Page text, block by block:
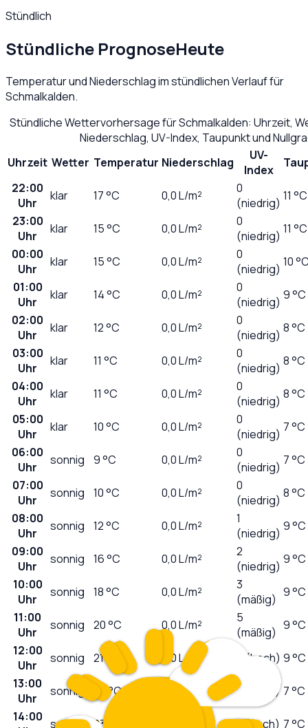
Stündlich
Stündliche PrognoseHeute
Temperatur und Niederschlag im stündlichen Verlauf für
Schmalkalden.
Stündliche Wettervorhersage fürSchmalkalden: Uhrzeit,
Niederschlag, UV-Index, Taupunkt und
Uhrzeit Wetter Temperatur Niederschlag
UV-
Index
22:00
Uhr
klar 17°C 0,0L/m²
0
(niedrig) 11 °C
23:00
Uhr
klar 15°C 0,0L/m²
0
(niedrig) 11 °C
00:00
Uhr
klar 15°C 0,0L/m²
0
(niedrig) 10
01:00
Uhr
klar 14°C 0,0L/m²
0
(niedrig) 9 °C
02:00
Uhr
klar 12°C 0,0L/m²
0
(niedrig) 8 °C
03:00
Uhr
klar 11 °C 0,0L/m²
0
(niedrig) 8 °C
04:00
Uhr
klar 11 °C 0,0L/m²
0
(niedrig) 8 °C
05:00
Uhr
klar 10°C 0,0L/m²
0
(niedrig) 7 °C
06:00
Uhr
sonnig 9°C 0,0L/m²
0
(niedrig) 7 °C
07:00
Uhr
sonnig 10°C 0,0L/m²
0
(niedrig) 8 °C
08:00
Uhr
sonnig 12°C 0,0L/m²
1
(niedrig) 9 °C
09:00
Uhr
sonnig 16°C 0,0L/m²
2
(niedrig) 9 °C
10:00
Uhr
sonnig 18°C 0,0L/m²
3
(mäßig) 9 °C
11:00
Uhr
sonnig 20°C 0,0L/m²
5
(mäßig) 9 °C
12:00
Uhr
sonnig 21°C 0,0L/m² 6 (hoch) 9 °C
13:00
Uhr
sonnig 22 °C L/m² 7 (hoch) 7 °C
14:00 sonnig 23 7 (hoch) 7 °C